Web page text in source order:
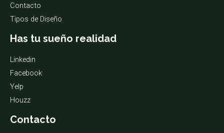
Contacto
Tipos de Diseño
Has tu sueño realidad
Linkedin
Facebook
Yelp
Houzz
Contacto